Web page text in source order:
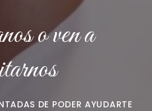
o ven a
DE PODER AYUDARTE